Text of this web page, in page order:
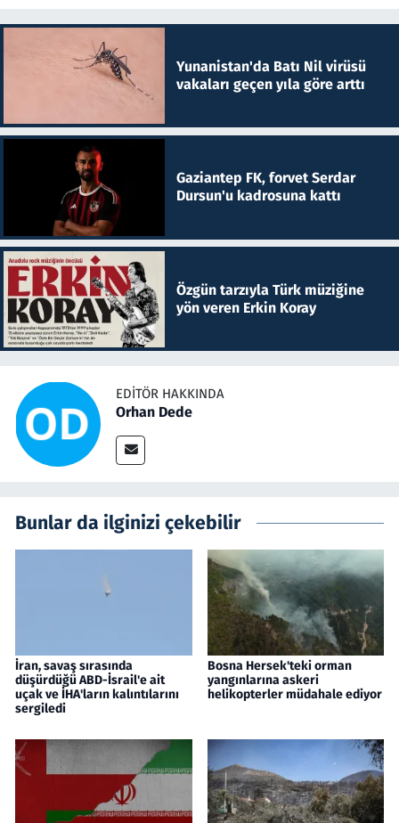
Yunanistan'da Batı Nil virüsü
vakaları geçen yıla göre arttı
Gaziantep FK, forvet Serdar
Dursun'u kadrosuna kattı
Özgün tarzıyla Türk müziğine
yön veren Erkin Koray
EDITÖR HAKKINDA
Orhan Dede
Bunlar da ilginizi çekebilir
İran, savaş sırasında
düşürdüğü ABD-İsrail'e ait
uçak ve İHA'ların kalıntılarını
sergiledi
Bosna Hersek'teki orman
yangınlarına askeri
helikopterler müdahale ediyor